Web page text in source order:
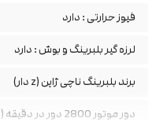
فیوز حرارتی : دارد
لرزه گیر بلبرینگ و بوش : دارد
برند بلبرینگ ناچی ژاپن (z دار)
دور موتور 2800 دور در دقیقه ( 2 موتور باهم )